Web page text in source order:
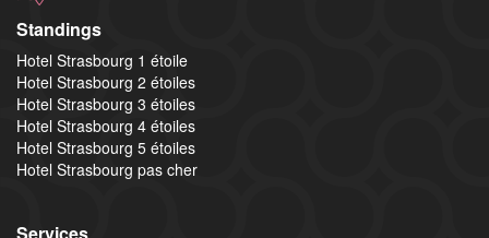
Standings
Hotel Strasbourg 1 étoile
Hotel Strasbourg 2 étoiles
Hotel Strasbourg 3 étoiles
Hotel Strasbourg 4 étoiles
Hotel Strasbourg 5 étoiles
Hotel Strasbourg pas cher